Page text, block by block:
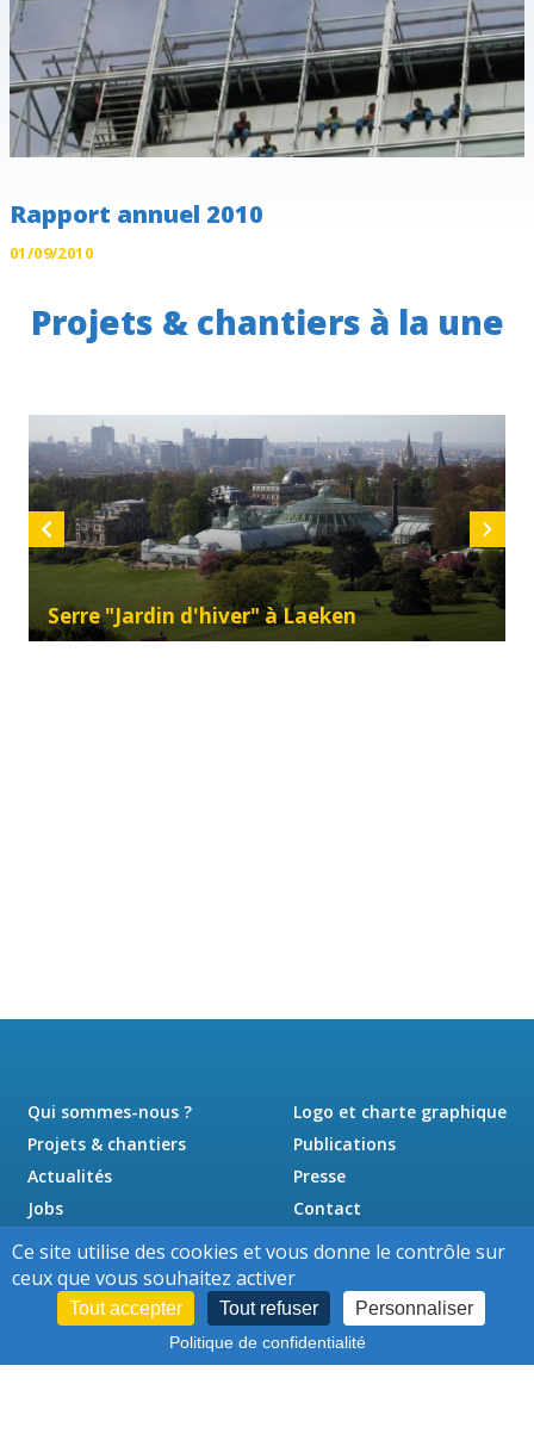
Rapport annuel 2010
01/09/2010
Projets & chantiers à la une
Serre "Jardin d'hiver" à Laeken
Qui sommes-nous ?
Projets & chantiers
Actualités
Jobs
Logo et charte graphique
Publications
Presse
Contact
Ce site utilise des cookies et vous donne le contrôle sur
ceux que vous souhaitez activer
Tout accepter Tout refuser Personnaliser
Politique de confidentialité